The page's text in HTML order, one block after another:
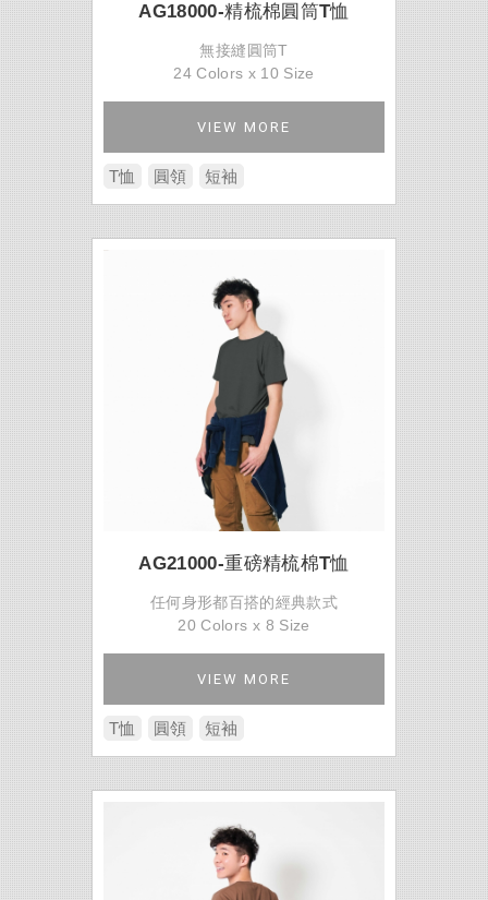
AG18000-精梳棉圓筒T恤
無接縫圓筒T
24 Colors x 10 Size
VIEW MORE
T恤 圓領 短袖
AG21000-重磅精梳棉T恤
任何身形都百搭的經典款式
20 Colors x 8 Size
VIEW MORE
T恤 圓領 短袖